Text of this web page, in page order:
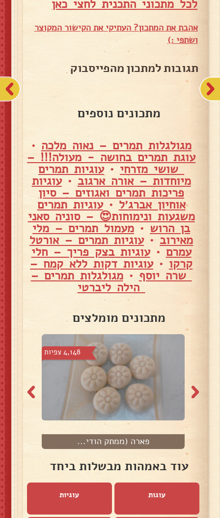
לכל מתכוני התכנית לחצי כאן
אהבת את המתכון? העתיקי את הקישור המקוצר
ושתפי :)
תגובות למתכון מהפייסבוק
מתכונים נוספים
מגולגלות תמרים – נאוה מלכה •
עוגת תמרים בחושה - מעולה!!! –
שושי מזרחי •עוגיות תמרים
מיוחדות – אורה ארגוב •עוגיות
פריכות תמרים ואגוזים – סיון
אוחיון אברג׳ל •עוגיות תמרים
משגעות ונימוחות😍 – סוניה סאני
בן הרוש • מעמול תמרים – מלי
מאירוב •עוגיות תמרים – אורטל
עמרם •עוגיות בצק פריך – חלי
קרקו •עוגיות דקות ללא קמח –
שרה יוסף •מגולגלות תמרים –
הילה ליברטי
מתכונים מומלצים
4,148 צפיות
פארה (ממתק הודי...
עוד באמהות מבשלות ביחד
עוגות עוגיות